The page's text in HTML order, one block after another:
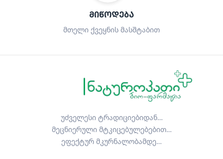
ᲛᲘᲬᲝᲓᲔᲑᲐ
მთელი ქვეყნის მასშტაბით
უძველესი ტრადიციებიდან…
მეცნიერული მტკიცებულებებით…
ეფექტურ მკურნალობამდე…